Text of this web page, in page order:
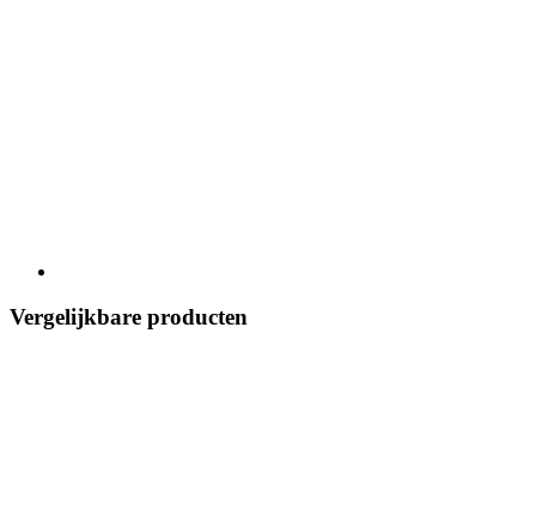
Vergelijkbare producten